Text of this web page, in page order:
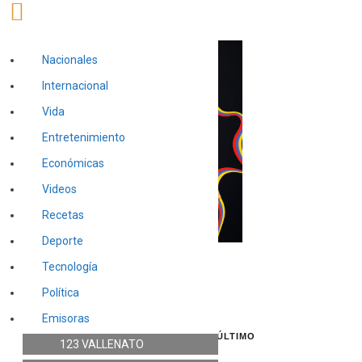
INTERNACIONAL,LO ÚLTIMO
Nacionales
Internacional
Vida
Entretenimiento
Económicas
Videos
Recetas
Deporte
Tecnología
Política
Emisoras
123 VALLENATO